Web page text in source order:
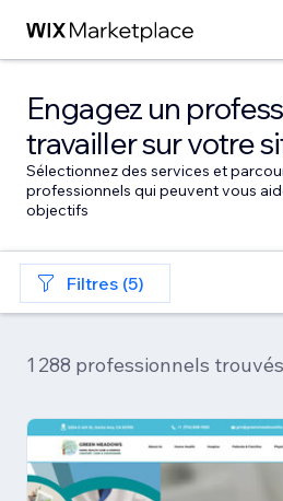
Engagez un
travailler sur votre
Sélectionnez des services et
professionnels qui peuvent vous
objectifs
Filtres (5)
1 288 professionnels trouvés